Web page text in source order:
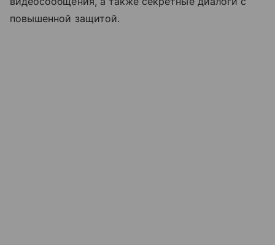
повышенной защитой.